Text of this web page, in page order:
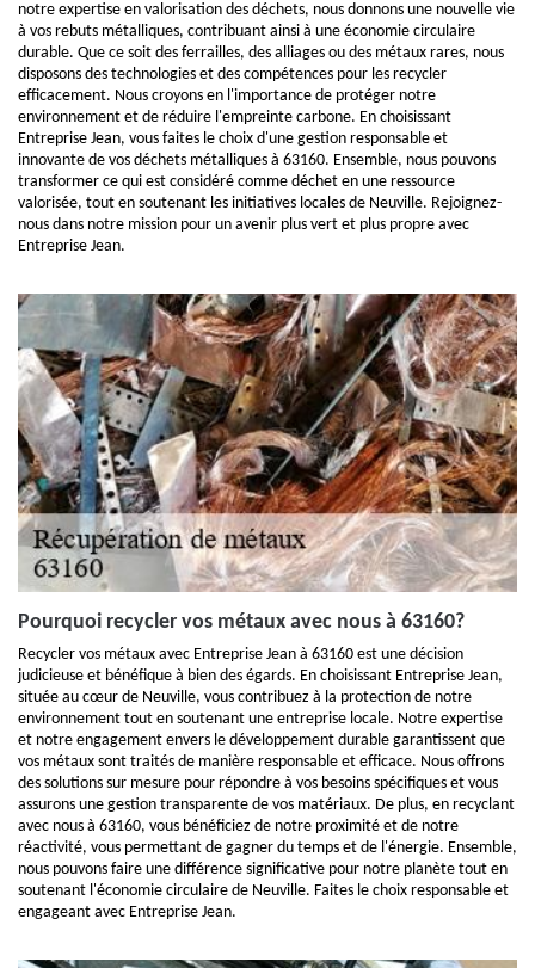
notre expertise en valorisation des déchets, nous donnons une nouvelle vie
à vos rebuts métalliques, contribuant ainsi à une économie circulaire
durable. Que ce soit des ferrailles, des alliages ou des métaux rares, nous
disposons des technologies et des compétences pour les recycler
efficacement. Nous croyons en l'importance de protéger notre
environnement et de réduire l'empreinte carbone. En choisissant
Entreprise Jean, vous faites le choix d'une gestion responsable et
innovante de vos déchets métalliques à 63160. Ensemble, nous pouvons
transformer ce qui est considéré comme déchet en une ressource
valorisée, tout en soutenant les initiatives locales de Neuville. Rejoignez-
nous dans notre mission pour un avenir plus vert et plus propre avec
Entreprise Jean.
Pourquoi recycler vos métaux avec nous à 63160?
Recycler vos métaux avec Entreprise Jean à 63160 est une décision
judicieuse et bénéfique à bien des égards. En choisissant Entreprise Jean,
située au cœur de Neuville, vous contribuez à la protection de notre
environnement tout en soutenant une entreprise locale. Notre expertise
et notre engagement envers le développement durable garantissent que
vos métaux sont traités de manière responsable et efficace. Nous offrons
des solutions sur mesure pour répondre à vos besoins spécifiques et vous
assurons une gestion transparente de vos matériaux. De plus, en recyclant
avec nous à 63160, vous bénéficiez de notre proximité et de notre
réactivité, vous permettant de gagner du temps et de l'énergie. Ensemble,
nous pouvons faire une différence significative pour notre planète tout en
soutenant l'économie circulaire de Neuville. Faites le choix responsable et
engageant avec Entreprise Jean.